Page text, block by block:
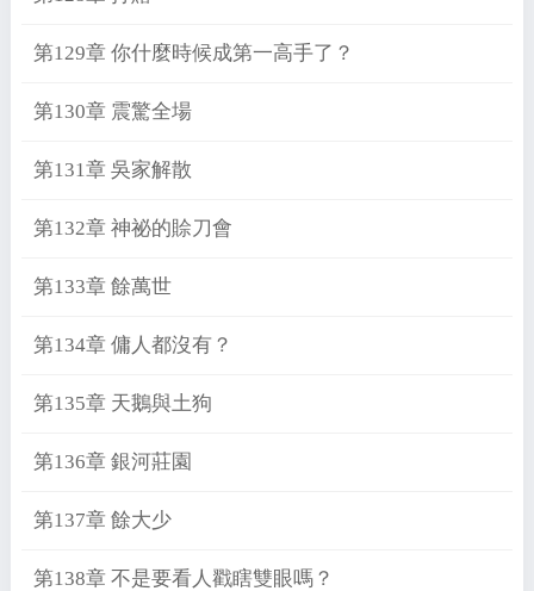
第129章 你什麼時候成第一高手了？
第130章 震驚全場
第131章 吳家解散
第132章 神祕的賒刀會
第133章 餘萬世
第134章 傭人都沒有？
第135章 天鵝與土狗
第136章 銀河莊園
第137章 餘大少
第138章 不是要看人戳瞎雙眼嗎？